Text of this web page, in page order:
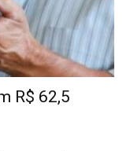
R$ 62,5